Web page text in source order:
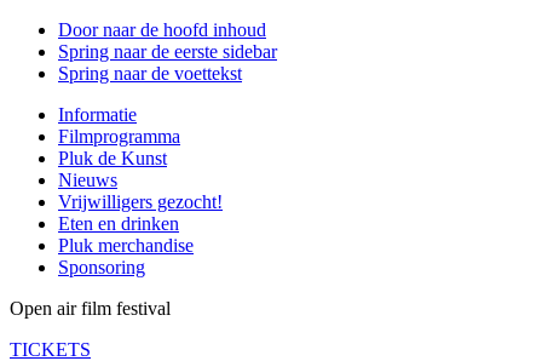
Door naar de hoofd inhoud
Spring naar de eerste sidebar
Spring naar de voettekst
Informatie
Filmprogramma
Pluk de Kunst
Nieuws
Vrijwilligers gezocht!
Eten en drinken
Pluk merchandise
Sponsoring
Open air film festival
TICKETS